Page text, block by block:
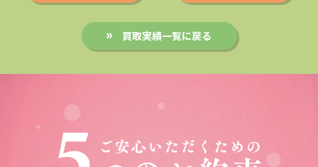
買取実績一覧に戻る